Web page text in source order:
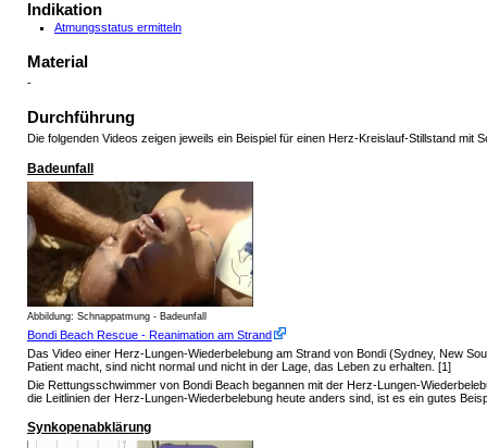
Indikation
Atmungsstatus ermitteln
Material
-
Durchführung
Die folgenden Videos zeigen jeweils ein Beispiel für einen Herz-Kreislauf-Stillstand mit
Badeunfall
Abbildung: Schnappatmung - Badeunfall
Bondi Beach Rescue - Reanimation am Strand
Das Video einer Herz-Lungen-Wiederbelebung am Strand von Bondi (Sydney, New
Patient macht, sind nicht normal und nicht in der Lage, das Leben zu erhalten. [1]
Die Rettungsschwimmer von Bondi Beach begannen mit der Herz-Lungen-
die Leitlinien der Herz-Lungen-Wiederbelebung heute anders sind, ist es ein gutes
Synkopenabklärung